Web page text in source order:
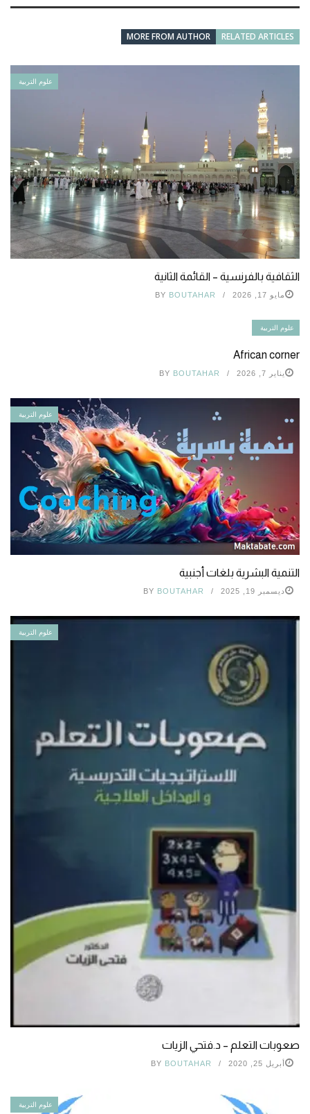
RELATED ARTICLES
MORE FROM AUTHOR
علوم التربية
الثقافية بالفرنسية – القائمة الثانية
مايو 17, 2026 BY BOUTAHAR
علوم التربية
African corner
يناير 7, 2026 BY BOUTAHAR
علوم التربية
التنمية البشرية بلغات أجنبية
ديسمبر 19, 2025 BY BOUTAHAR
علوم التربية
صعوبات التعلم – د.فتحي الزيات
أبريل 25, 2020 BY BOUTAHAR
علوم التربية